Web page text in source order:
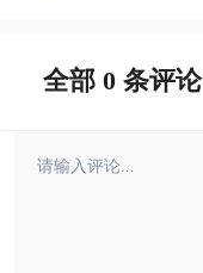
全部 0 条评论